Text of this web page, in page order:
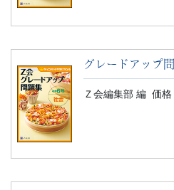
グレードアッ
Ｚ会編集部 編 価格